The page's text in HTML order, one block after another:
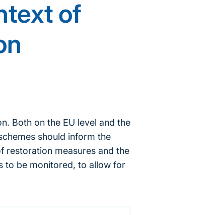
of
Both on the EU level and the
should inform the
restoration measures and the
to be monitored, to allow for